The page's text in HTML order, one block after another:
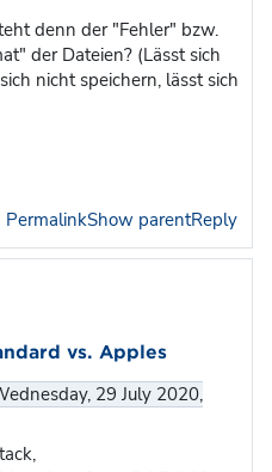
denn der "Fehler" bzw.
der Dateien? (Lässt sich
nicht speichern, lässt sich
PermalinkShow parentReply
vs. Apples
29 July 2020,